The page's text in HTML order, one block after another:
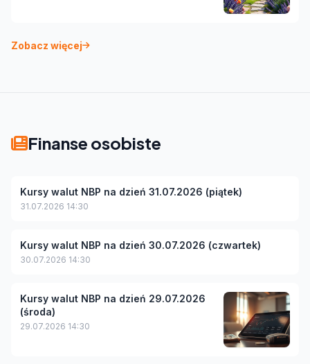
Zobacz więcej
Finanse osobiste
Kursy walut NBP na dzień 31.07.2026 (piątek)
31.07.2026 14:30
Kursy walut NBP na dzień 30.07.2026 (czwartek)
30.07.2026 14:30
Kursy walut NBP na dzień 29.07.2026
(środa)
29.07.2026 14:30